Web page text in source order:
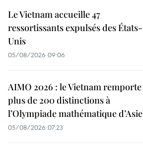
Le Vietnam accueille 47
ressortissants expulsés des États-
Unis
05/08/2026 09:06
AIMO 2026 : le Vietnam remporte
plus de 200 distinctions à
l’Olympiade mathématique d’Asie
05/08/2026 07:23